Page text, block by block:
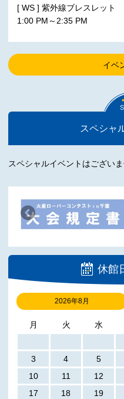
休館
2026年8月
月 火 水
3
4 5
10
11 12
17
18 19
[ WS ] 紫外線ブレスレット
1:00 PM～2:35 PM
イベ
スペシャ
スペシャルイベントはございま